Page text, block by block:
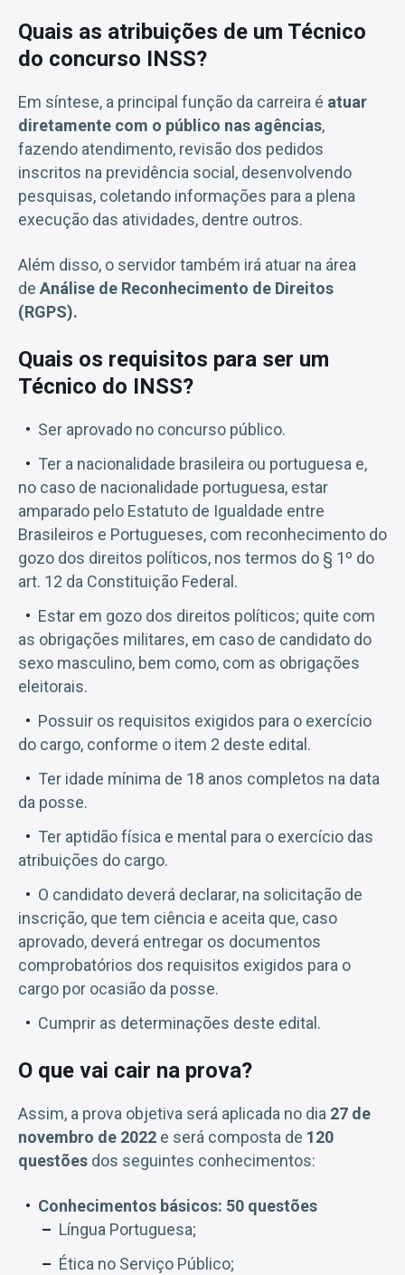
Quais as atribuições de um Técnico
do concurso INSS?
Em síntese, a principal função da carreira é atuar
diretamente com o público nas agências,
fazendo atendimento, revisão dos pedidos
inscritos na previdência social, desenvolvendo
pesquisas, coletando informações para a plena
execução das atividades, dentre outros.
Além disso, o servidor também irá atuar na área
de Análise de Reconhecimento de Direitos
(RGPS).
Quais os requisitos para ser um
Técnico do INSS?
Ser aprovado no concurso público.
Ter a nacionalidade brasileira ou portuguesa e,
no caso de nacionalidade portuguesa, estar
amparado pelo Estatuto de Igualdade entre
Brasileiros e Portugueses, com reconhecimento do
gozo dos direitos políticos, nos termos do § 1º do
art. 12 da Constituição Federal.
Estar em gozo dos direitos políticos; quite com
as obrigações militares, em caso de candidato do
sexo masculino, bem como, com as obrigações
eleitorais.
Possuir os requisitos exigidos para o exercício
do cargo, conforme o item 2 deste edital.
Ter idade mínima de 18 anos completos na data
da posse.
Ter aptidão física e mental para o exercício das
atribuições do cargo.
O candidato deverá declarar, na solicitação de
inscrição, que tem ciência e aceita que, caso
aprovado, deverá entregar os documentos
comprobatórios dos requisitos exigidos para o
cargo por ocasião da posse.
Cumprir as determinações deste edital.
O que vai cair na prova?
Assim, a prova objetiva será aplicada no dia 27 de
novembro de 2022 e será composta de 120
questões dos seguintes conhecimentos:
Conhecimentos básicos: 50 questões
Língua Portuguesa;
Ética no Serviço Público;